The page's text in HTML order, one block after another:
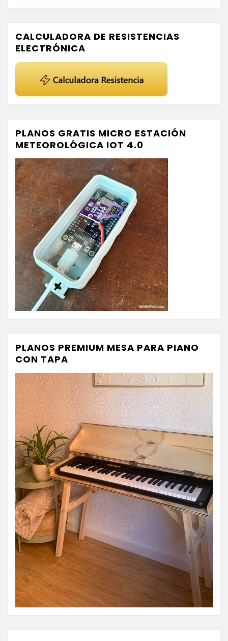
CALCULADORA DE RESISTENCIAS
ELECTRÓNICA
PLANOS GRATIS MICRO ESTACIÓN
METEOROLÓGICA IOT 4.0
PLANOS PREMIUM MESA PARA PIANO
CON TAPA